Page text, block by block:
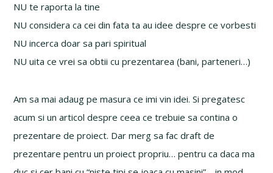
NU te raporta la tine
NU considera ca cei din fata ta au idee despre ce vorbesti
NU incerca doar sa pari spiritual
NU uita ce vrei sa obtii cu prezentarea (bani, parteneri…)
Am sa mai adaug pe masura ce imi vin idei. Si pregatesc
acum si un articol despre ceea ce trebuie sa contina o
prezentare de proiect. Dar merg sa fac draft de
prezentare pentru un proiect propriu… pentru ca daca ma